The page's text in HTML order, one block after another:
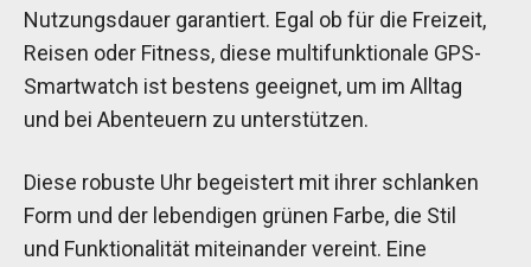
Nutzungsdauer garantiert. Egal ob für die Freizeit,
Reisen oder Fitness, diese multifunktionale GPS-
Smartwatch ist bestens geeignet, um im Alltag
und bei Abenteuern zu unterstützen.
Diese robuste Uhr begeistert mit ihrer schlanken
Form und der lebendigen grünen Farbe, die Stil
und Funktionalität miteinander vereint. Eine